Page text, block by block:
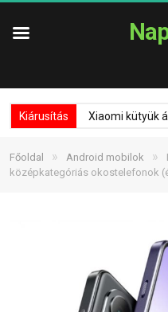
Kiárusítás Xiaomi kütyük
Főoldal » Android mobilok »
középkategóriás okostelefonok